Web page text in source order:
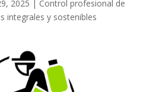
2025 | Control profesional de
integrales y sostenibles